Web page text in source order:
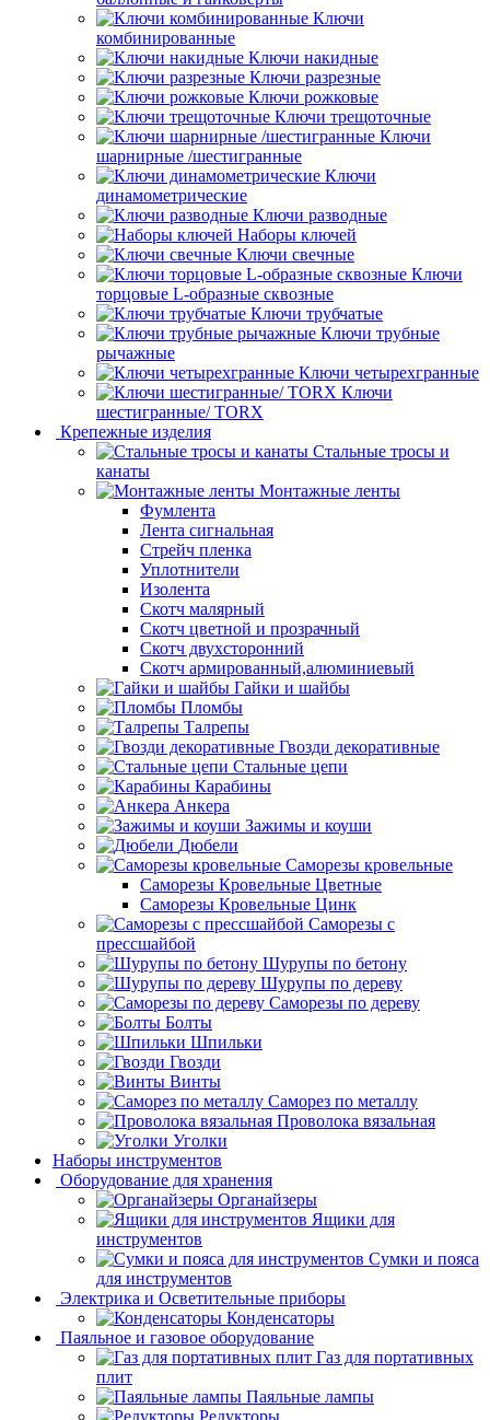
Ключи
комбинированные
Ключи накидные
Ключи разрезные
Ключи рожковые
Ключи трещоточные
Ключи
шарнирные /шестигранные
Ключи
динамометрические
Ключи разводные
Наборы ключей
Ключи свечные
Ключи
торцовые L-образные сквозные
Ключи трубчатые
Ключи трубные
рычажные
Ключи четырехгранные
Ключи
шестигранные/ TORX
Крепежные изделия
Стальные тросы и
канаты
Монтажные ленты
Фумлента
Лента сигнальная
Стрейч пленка
Уплотнители
Изолента
Скотч малярный
Скотч цветной и прозрачный
Скотч двухсторонний
Скотч армированный,алюминиевый
Гайки и шайбы
Пломбы
Талрепы
Гвозди декоративные
Стальные цепи
Карабины
Анкера
Зажимы и коуши
Дюбели
Саморезы кровельные
Саморезы Кровельные Цветные
Саморезы Кровельные Цинк
Саморезы с
прессшайбой
Шурупы по бетону
Шурупы по дереву
Саморезы по дереву
Болты
Шпильки
Гвозди
Винты
Саморез по металлу
Проволока вязальная
Уголки
Наборы инструментов
Оборудование для хранения
Органайзеры
Ящики для
инструментов
Сумки и пояса
для инструментов
Электрика и Осветительные приборы
Конденсаторы
Паяльное и газовое оборудование
Газ для портативных
плит
Паяльные лампы
Редукторы